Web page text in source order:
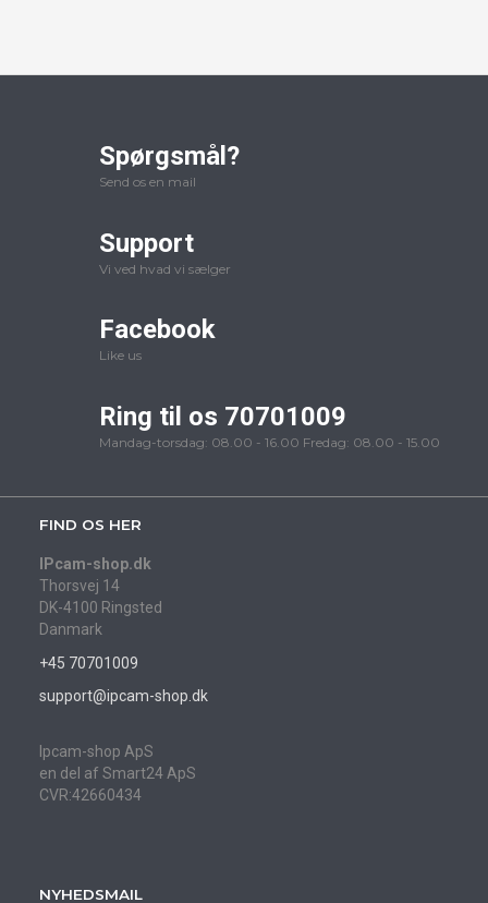
Spørgsmål?
Send os en mail
Support
Vi ved hvad vi sælger
Facebook
Like us
Ring til os 70701009
Mandag-torsdag: 08.00 - 16.00 Fredag: 08.00 - 15.00
FIND OS HER
IPcam-shop.dk
Thorsvej 14
DK-4100 Ringsted
Danmark
+45 70701009
support@ipcam-shop.dk
Ipcam-shop ApS
en del af Smart24 ApS
CVR:42660434
NYHEDSMAIL